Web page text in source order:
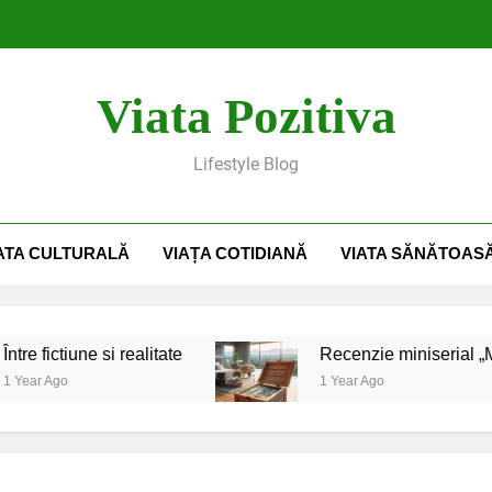
Sfaturi practice pentru curățenia de primăvară: Cum să-ți
Viata Pozitiva
Lifestyle Blog
CULTURALĂ VIAȚA COTIDIANĂ VIATA
si realitate Recenzie miniserial „Million
1 Year Ago